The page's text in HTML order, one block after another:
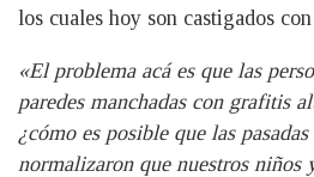
los cuales hoy son castigados
«El problema acá es que las
paredes manchadas con grafitis
¿cómo es posible que las
normalizaron que nuestros niños